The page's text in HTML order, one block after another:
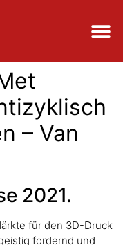
– Van
2021.
für den 3D-Druck
fordernd und